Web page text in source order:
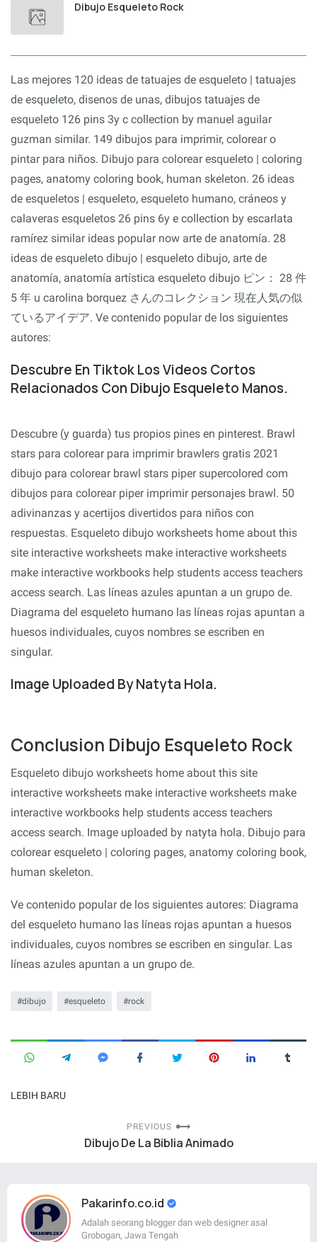
Dibujo Esqueleto Rock
Las mejores 120 ideas de tatuajes de esqueleto | tatuajes
de esqueleto, disenos de unas, dibujos tatuajes de
esqueleto 126 pins 3y c collection by manuel aguilar
guzman similar. 149 dibujos para imprimir, colorear o
pintar para niños. Dibujo para colorear esqueleto | coloring
pages, anatomy coloring book, human skeleton. 26 ideas
de esqueletos | esqueleto, esqueleto humano, cráneos y
calaveras esqueletos 26 pins 6y e collection by escarlata
ramírez similar ideas popular now arte de anatomía. 28
ideas de esqueleto dibujo | esqueleto dibujo, arte de
anatomía, anatomía artística esqueleto dibujo ピン： 28 件
5 年 u carolina borquez さんのコレクション 現在人気の似
ているアイデア. Ve contenido popular de los siguientes
autores:
Descubre En Tiktok Los Videos Cortos
Relacionados Con Dibujo Esqueleto Manos.
Descubre (y guarda) tus propios pines en pinterest. Brawl
stars para colorear para imprimir brawlers gratis 2021
dibujo para colorear brawl stars piper supercolored com
dibujos para colorear piper imprimir personajes brawl. 50
adivinanzas y acertijos divertidos para niños con
respuestas. Esqueleto dibujo worksheets home about this
site interactive worksheets make interactive worksheets
make interactive workbooks help students access teachers
access search. Las líneas azules apuntan a un grupo de.
Diagrama del esqueleto humano las líneas rojas apuntan a
huesos individuales, cuyos nombres se escriben en
singular.
Image Uploaded By Natyta Hola.
Conclusion Dibujo Esqueleto Rock
Esqueleto dibujo worksheets home about this site
interactive worksheets make interactive worksheets make
interactive workbooks help students access teachers
access search. Image uploaded by natyta hola. Dibujo para
colorear esqueleto | coloring pages, anatomy coloring book,
human skeleton.
Ve contenido popular de los siguientes autores: Diagrama
del esqueleto humano las líneas rojas apuntan a huesos
individuales, cuyos nombres se escriben en singular. Las
líneas azules apuntan a un grupo de.
dibujo esqueleto rock
LEBIH BARU
PREVIOUS
Dibujo De La Biblia Animado
Pakarinfo.co.id
Adalah seorang blogger dan web designer asal
Grobogan, Jawa Tengah